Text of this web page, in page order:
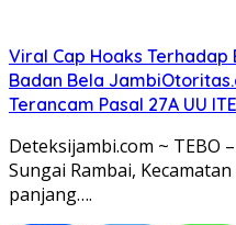
Viral Cap Hoaks Terhadap
Badan Bela
Terancam Pasal 27A UU ITE
Deteksijambi.com ~ TEBO
Sungai Rambai,
panjang….